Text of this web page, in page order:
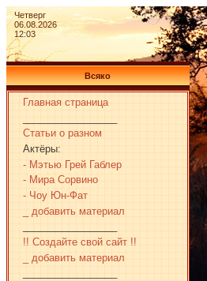
Четверг
06.08.2026
12:03
Всяко
Главная страница
Статьи о разном
Актёры:
- Мэтью Грей Габлер
- Мира Сорвино
- Чоу Юн-Фат
_ добавить материал
!! Создайте свой сайт !!
_ добавить материал